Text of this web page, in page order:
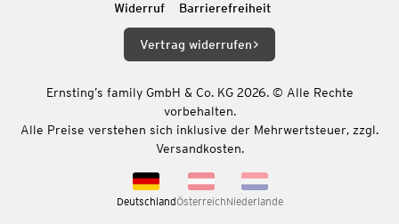
Widerruf
Barrierefreiheit
Vertrag widerrufen
Ernsting’s family GmbH & Co. KG 2026. © Alle Rechte
vorbehalten.
Alle Preise verstehen sich inklusive der Mehrwertsteuer, zzgl.
Versandkosten.
DeutschlandÖsterreichNiederlande